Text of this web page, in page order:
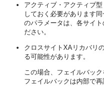
アクティブ・アクティブ
しておく必要があります
のパラメータは、各サイ
ださい。
クロスサイトXAリカバリ
る可能性があります。
この場合、フェイルバッ
フェイルバックは内部で再